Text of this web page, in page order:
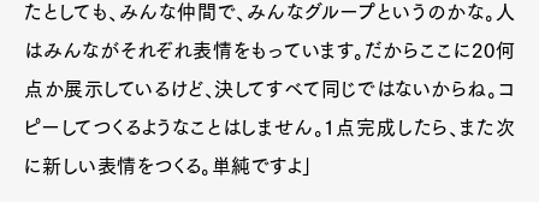
たとしても、みんな仲間で、みんなグループというのかな。人
はみんながそれぞれ表情をもっています。だからここに20何
点か展示しているけど、決してすべて同じではないからね。コ
ピーしてつくるようなことはしません。1点完成したら、また次
に新しい表情をつくる。単純ですよ」